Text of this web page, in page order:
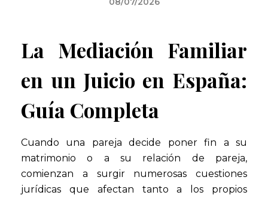
La Mediación Familiar
en un Juicio en España:
Guía Completa
Cuando una pareja decide poner fin a su
matrimonio o a su relación de pareja,
comienzan a surgir numerosas cuestiones
jurídicas que afectan tanto a los propios